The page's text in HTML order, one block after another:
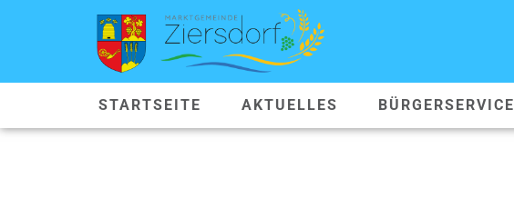
STARTSEITE AKTUELLES BÜRGERSERVICE